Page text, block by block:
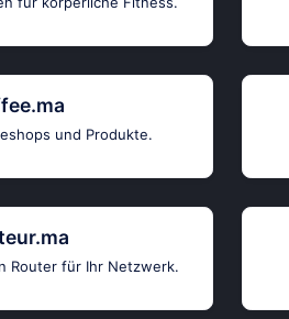
und Produkte.
Router für Ihr Netzwerk.